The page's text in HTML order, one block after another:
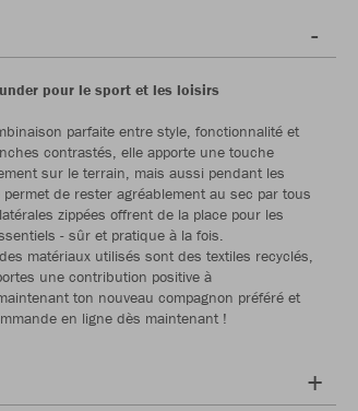
pour le sport et les loisirs
parfaite entre style, fonctionnalité et
contrastés, elle apporte une touche
sur le terrain, mais aussi pendant les
de rester agréablement au sec par tous
zippées offrent de la place pour les
- sûr et pratique à la fois.
matériaux utilisés sont des textiles recyclés,
une contribution positive à
ton nouveau compagnon préféré et
en ligne dès maintenant !